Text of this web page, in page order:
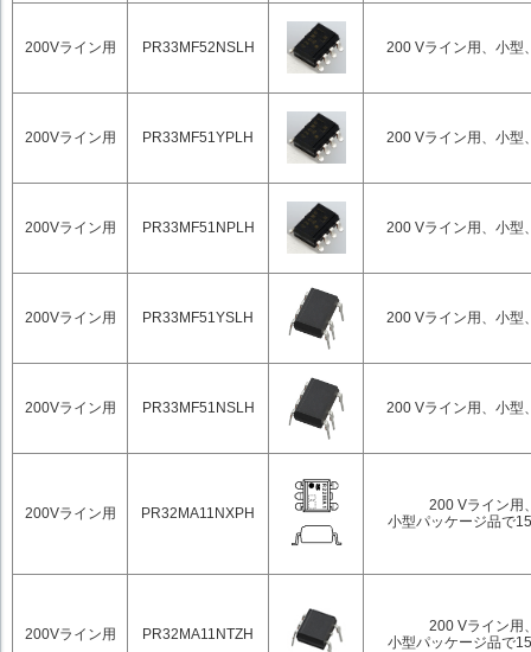
200Vライン用 PR33MF52NSLH 200 Vライン用、小型
200Vライン用 PR33MF51YPLH 200 Vライン用、小型
200Vライン用 PR33MF51NPLH 200 Vライン用、小型
200Vライン用 PR33MF51YSLH 200 Vライン用、小型
200Vライン用 PR33MF51NSLH 200 Vライン用、小型
200Vライン用 PR32MA11NXPH
200 Vライン用
小型パッケージ品で
200Vライン用 PR32MA11NTZH
200 Vライン用
小型パッケージ品で